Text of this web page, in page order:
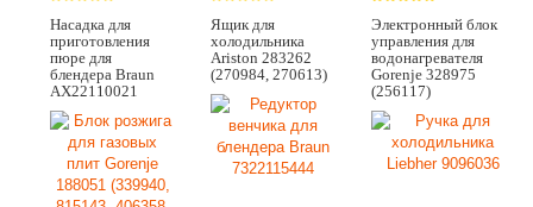
Насадка для
приготовления
пюре для
блендера Braun
AX22110021
Ящик для
холодильника
Ariston 283262
(270984, 270613)
Электронный блок
управления для
водонагревателя
Gorenje 328975
(256117)